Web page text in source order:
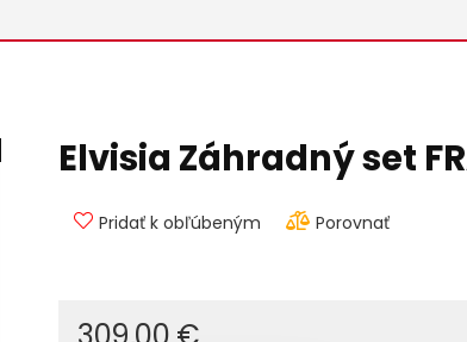
Elvisia Záhradný set
Pridať k obľúbeným Porovnať